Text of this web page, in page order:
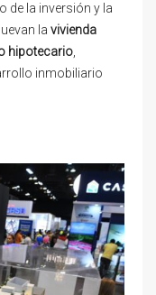
de la inversión y la
la vivienda
hipotecario
inmobiliario